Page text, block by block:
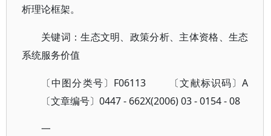
析理论框架。
关键词：生态文明、政策分析、主体资格、生态
系统服务价值
〔中图分类号〕F06113 〔文献标识码〕A
〔文章编号〕0447 - 662X(2006) 03 - 0154 - 08
一